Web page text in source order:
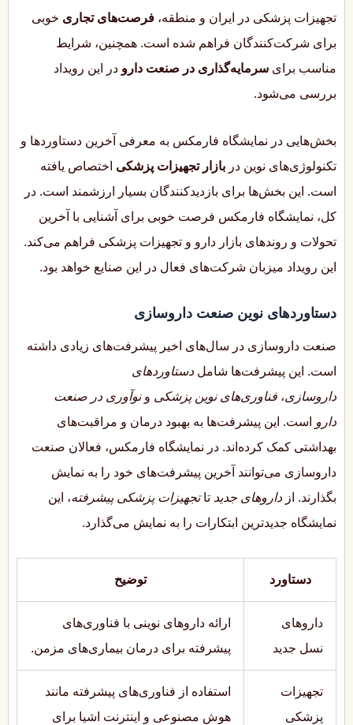
تجهیزات پزشکی در ایران و منطقه، فرصت‌های تجاری خوبی
برای شرکت‌کنندگان فراهم شده است. همچنین، شرایط
مناسب برای سرمایه‌گذاری در صنعت دارو در این رویداد
بررسی می‌شود.
بخش‌هایی در نمایشگاه فارمکس به معرفی آخرین دستاوردها و
تکنولوژی‌های نوین در بازار تجهیزات پزشکی اختصاص یافته
است. این بخش‌ها برای بازدیدکنندگان بسیار ارزشمند است. در
کل، نمایشگاه فارمکس فرصت خوبی برای آشنایی با آخرین
تحولات و روندهای بازار دارو و تجهیزات پزشکی فراهم می‌کند.
این رویداد میزبان شرکت‌های فعال در این صنایع خواهد بود.
دستاوردهای نوین صنعت داروسازی
صنعت داروسازی در سال‌های اخیر پیشرفت‌های زیادی داشته
است. این پیشرفت‌ها شامل دستاوردهای
داروسازی، فناوری‌های نوین پزشکی ونوآوری در صنعت
دارو
است. این پیشرفت‌ها به بهبود درمان و مراقبت‌های
بهداشتی کمک کرده‌اند. در نمایشگاه فارمکس، فعالان صنعت
داروسازی می‌توانند آخرین پیشرفت‌های خود را به نمایش
بگذارند. از داروهای جدید تاتجهیزات پزشکی پیشرفته، این
نمایشگاه جدیدترین ابتکارات را به نمایش می‌گذارد.
دستاورد توضیح
داروهای
نسل جدید
ارائه داروهای نوینی با فناوری‌های
پیشرفته برای درمان بیماری‌های مزمن.
تجهیزات
پزشکی
استفاده از فناوری‌های پیشرفته مانند
هوش مصنوعی و اینترنت اشیا برای